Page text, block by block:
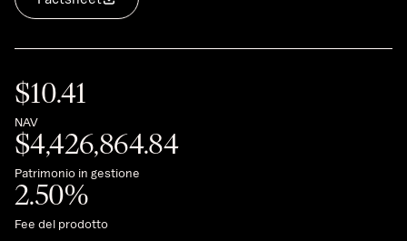
$10.41
NAV
$4,426,864.84
Patrimonio in gestione
2.50%
Fee del prodotto